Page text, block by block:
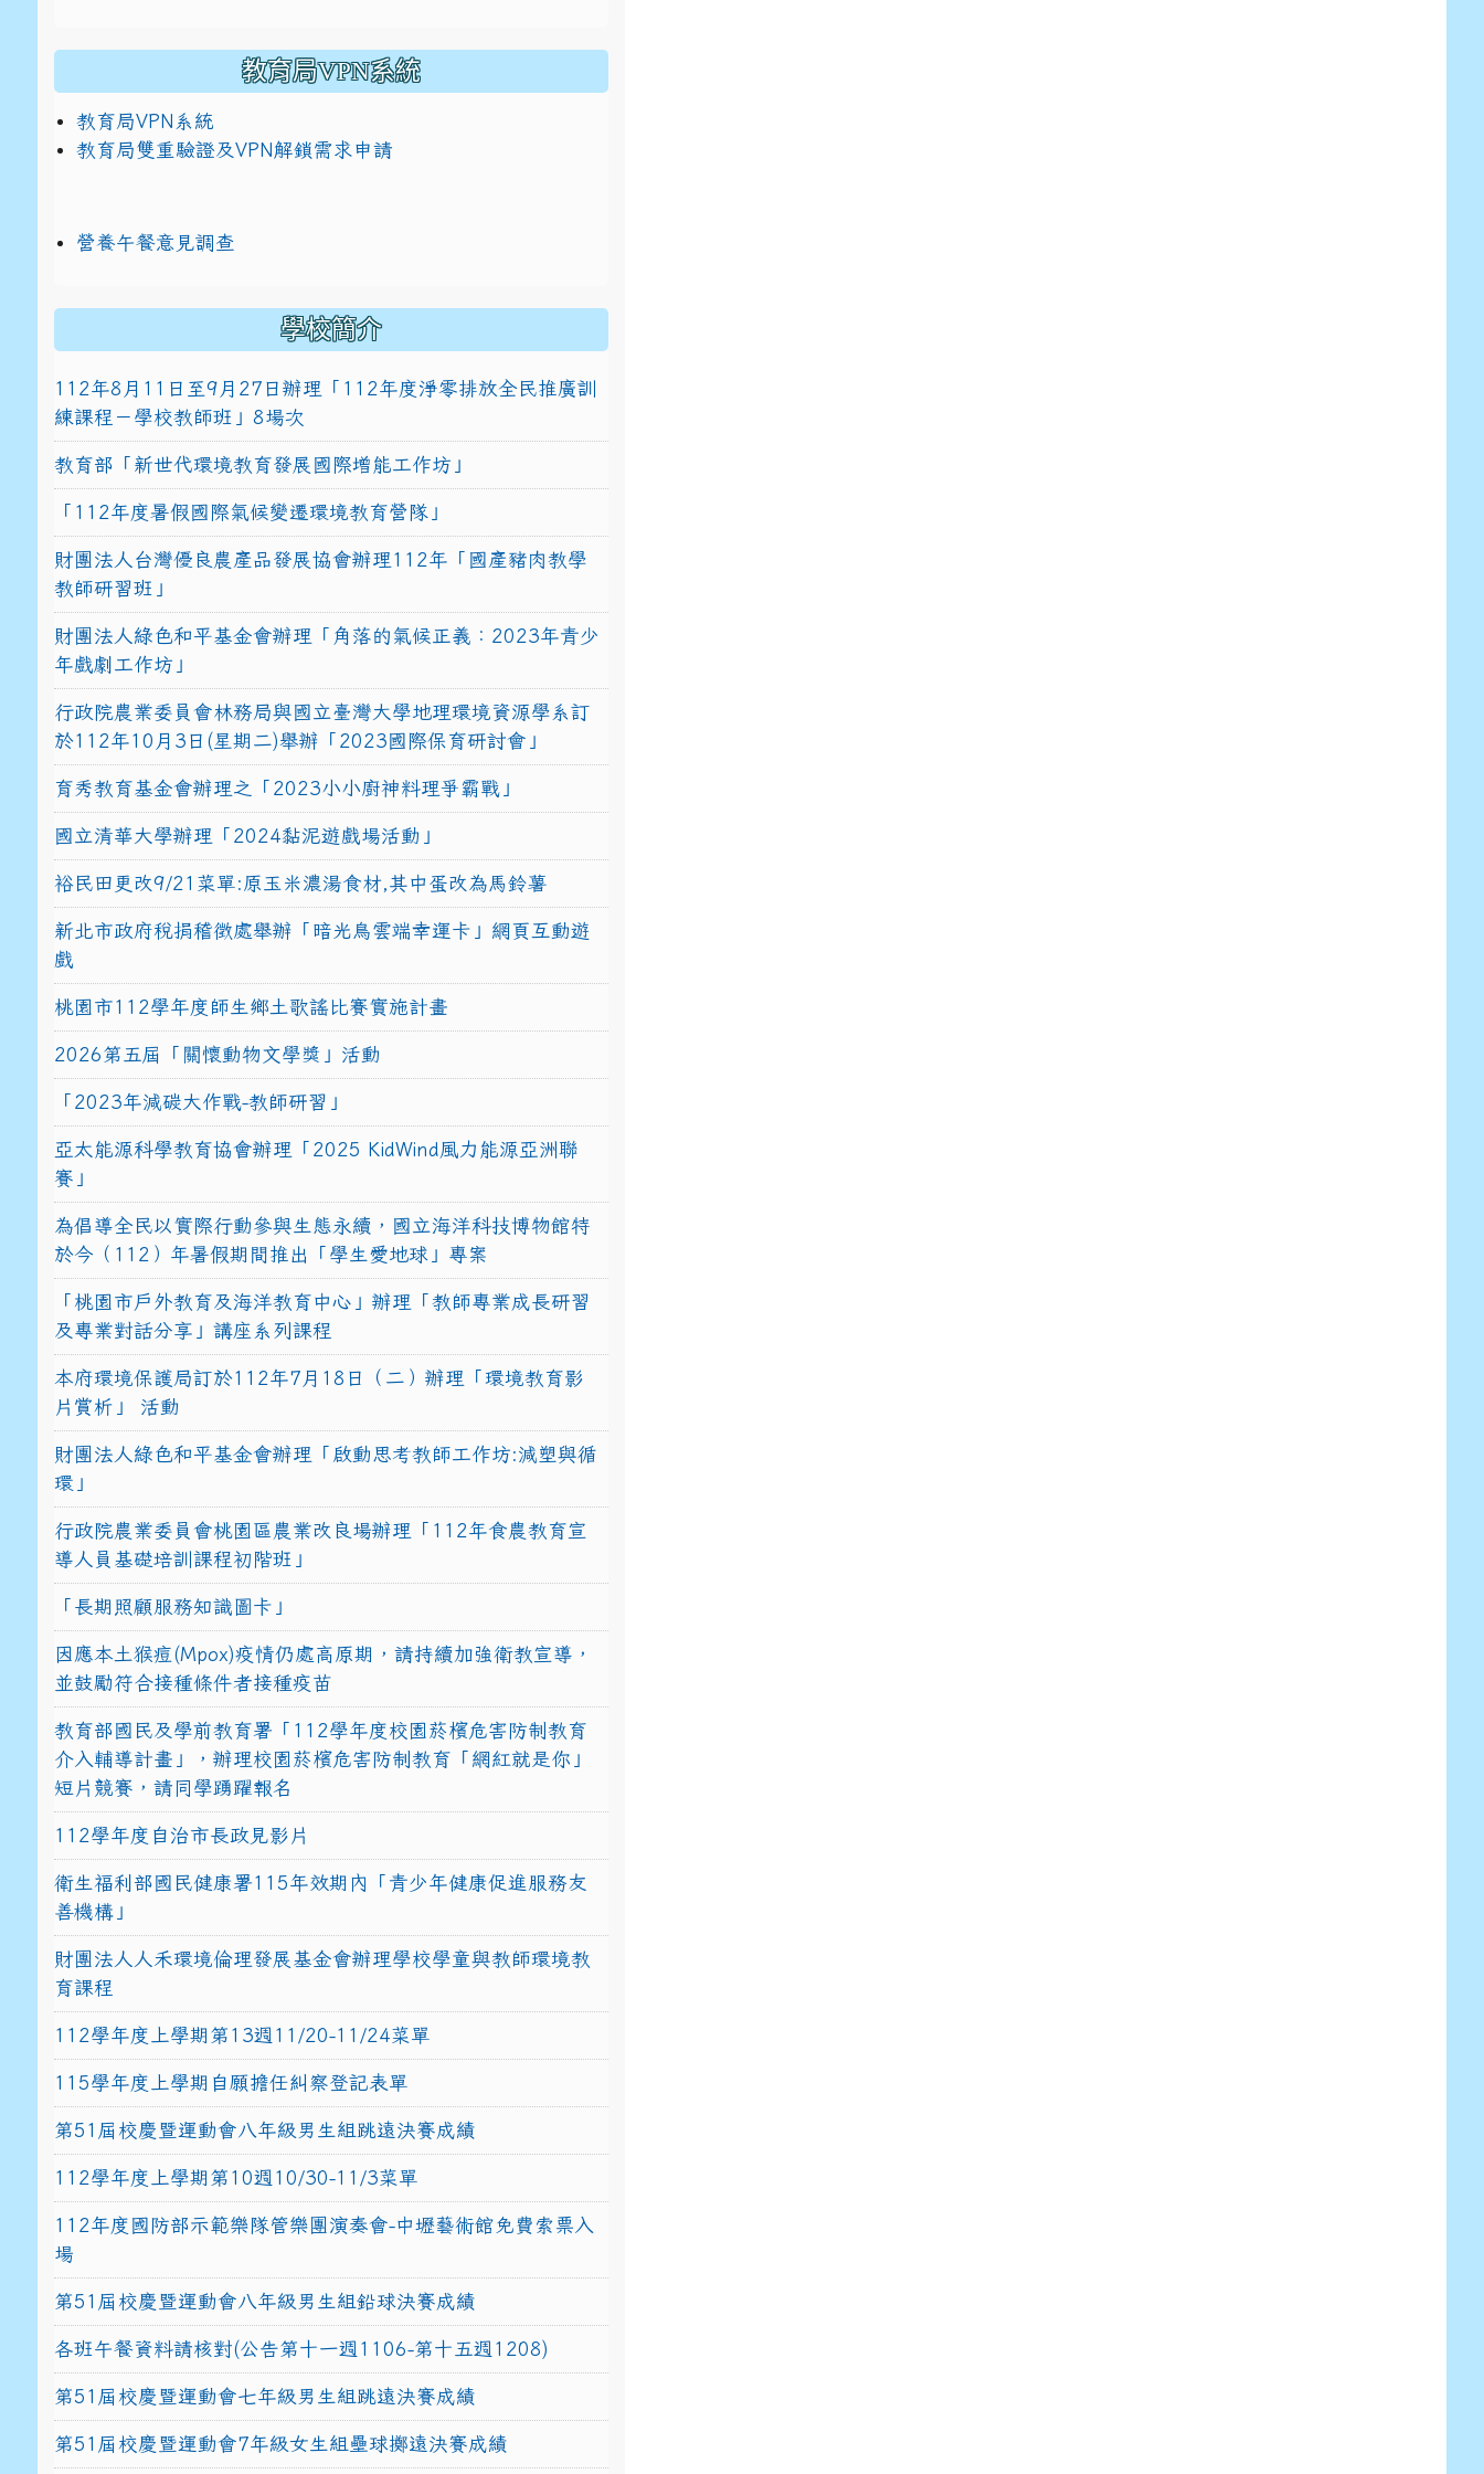
教育局VPN系統
教育局VPN系統
教育局雙重驗證及VPN解鎖需求申請
營養午餐意見調查
學校簡介
112年8月11日至9月27日辦理「112年度淨零排放全民推廣訓
練課程－學校教師班」8場次
教育部「新世代環境教育發展國際增能工作坊」
「112年度暑假國際氣候變遷環境教育營隊」
財團法人台灣優良農產品發展協會辦理112年「國產豬肉教學
教師研習班」
財團法人綠色和平基金會辦理「角落的氣候正義：2023年青少
年戲劇工作坊」
行政院農業委員會林務局與國立臺灣大學地理環境資源學系訂
於112年10月3日(星期二)舉辦「2023國際保育研討會」
育秀教育基金會辦理之「2023小小廚神料理爭霸戰」
國立清華大學辦理「2024黏泥遊戲場活動」
裕民田更改9/21菜單:原玉米濃湯食材,其中蛋改為馬鈴薯
新北市政府稅捐稽徵處舉辦「暗光鳥雲端幸運卡」網頁互動遊
戲
桃園市112學年度師生鄉土歌謠比賽實施計畫
2026第五屆「關懷動物文學獎」活動
「2023年減碳大作戰-教師研習」
亞太能源科學教育協會辦理「2025 KidWind風力能源亞洲聯
賽」
為倡導全民以實際行動參與生態永續，國立海洋科技博物館特
於今（112）年暑假期間推出「學生愛地球」專案
「桃園市戶外教育及海洋教育中心」辦理「教師專業成長研習
及專業對話分享」講座系列課程
本府環境保護局訂於112年7月18日（二）辦理「環境教育影
片賞析」 活動
財團法人綠色和平基金會辦理「啟動思考教師工作坊:減塑與循
環」
行政院農業委員會桃園區農業改良場辦理「112年食農教育宣
導人員基礎培訓課程初階班」
「長期照顧服務知識圖卡」
因應本土猴痘(Mpox)疫情仍處高原期，請持續加強衛教宣導，
並鼓勵符合接種條件者接種疫苗
教育部國民及學前教育署「112學年度校園菸檳危害防制教育
介入輔導計畫」，辦理校園菸檳危害防制教育「網紅就是你」
短片競賽，請同學踴躍報名
112學年度自治市長政見影片
衛生福利部國民健康署115年效期內「青少年健康促進服務友
善機構」
財團法人人禾環境倫理發展基金會辦理學校學童與教師環境教
育課程
112學年度上學期第13週11/20-11/24菜單
115學年度上學期自願擔任糾察登記表單
第51屆校慶暨運動會八年級男生組跳遠決賽成績
112學年度上學期第10週10/30-11/3菜單
112年度國防部示範樂隊管樂團演奏會-中壢藝術館免費索票入
場
第51屆校慶暨運動會八年級男生組鉛球決賽成績
各班午餐資料請核對(公告第十一週1106-第十五週1208)
第51屆校慶暨運動會七年級男生組跳遠決賽成績
第51屆校慶暨運動會7年級女生組壘球擲遠決賽成績